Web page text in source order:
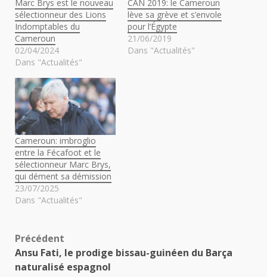
Marc Brys est le nouveau
sélectionneur des Lions
Indomptables du
Cameroun
02/04/2024
Dans "Actualités"
CAN 2019: le Cameroun
lève sa grève et s’envole
pour l’Égypte
21/06/2019
Dans "Actualités"
Cameroun: imbroglio
entre la Fécafoot et le
sélectionneur Marc Brys,
qui dément sa démission
23/07/2025
Dans "Actualités"
Navigation
d’article
Précédent
Ansu Fati, le prodige bissau-guinéen du Barça
naturalisé espagnol